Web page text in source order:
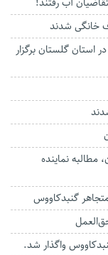
استان گلستان برگزار
نماینده